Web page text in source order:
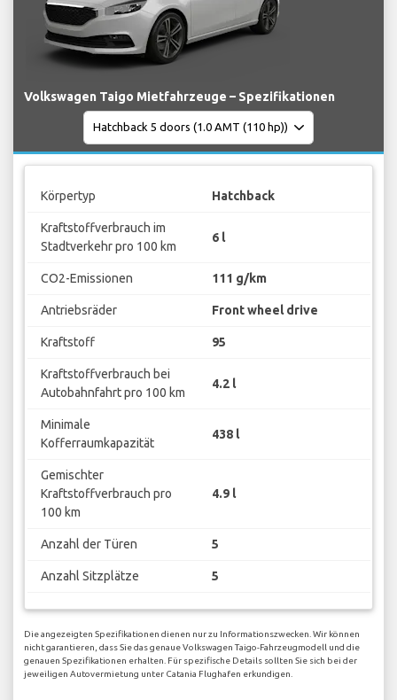
Volkswagen Taigo Mietfahrzeuge – Spezifikationen
Körpertyp Hatchback
Kraftstoffverbrauch im
Stadtverkehr pro 100 km
6 l
CO2-Emissionen 111 g/km
Antriebsräder Front wheel drive
Kraftstoff 95
Kraftstoffverbrauch bei
Autobahnfahrt pro 100 km
4.2 l
Minimale
Kofferraumkapazität
438 l
Gemischter
Kraftstoffverbrauch pro
100 km
4.9 l
Anzahl der Türen 5
Anzahl Sitzplätze 5
Die angezeigten Spezifikationen dienen nur zu Informationszwecken. Wir können
nicht garantieren, dass Sie das genaue Volkswagen Taigo-Fahrzeugmodell und die
genauen Spezifikationen erhalten. Für spezifische Details sollten Sie sich bei der
jeweiligen Autovermietung unter Catania Flughafen erkundigen.